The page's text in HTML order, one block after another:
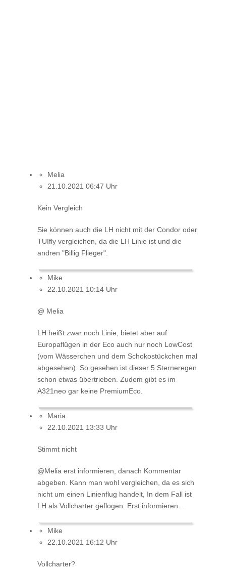
Melia
21.10.2021 06:47 Uhr
Kein Vergleich
Sie können auch die LH nicht mit der Condor oder
TUIfly vergleichen, da die LH Linie ist und die
andren "Billig Flieger".
Mike
22.10.2021 10:14 Uhr
@ Melia
LH heißt zwar noch Linie, bietet aber auf
Europaflügen in der Eco auch nur noch LowCost
(vom Wässerchen und dem Schokostückchen mal
abgesehen). So gesehen ist dieser 5 Sterneregen
schon etwas übertrieben. Zudem gibt es im
A321neo gar keine PremiumEco.
Maria
22.10.2021 13:33 Uhr
Stimmt nicht
@Melia erst informieren, danach Kommentar
abgeben. Kann man wohl vergleichen, da es sich
nicht um einen Linienflug handelt, In dem Fall ist
LH als Vollcharter geflogen. Erst informieren ...
Mike
22.10.2021 16:12 Uhr
Vollcharter?